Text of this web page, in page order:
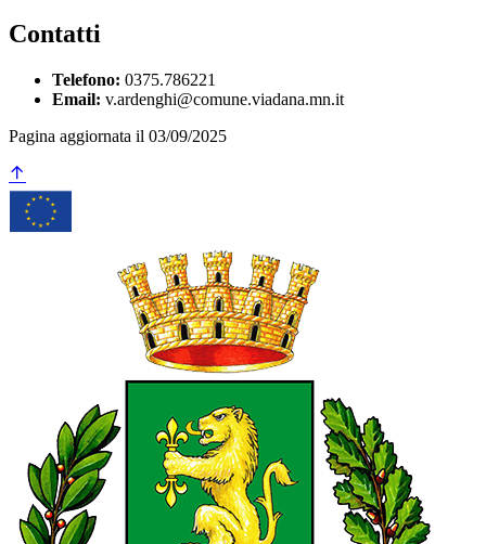
Contatti
Telefono: 0375.786221
Email: v.ardenghi@comune.viadana.mn.it
Pagina aggiornata il 03/09/2025